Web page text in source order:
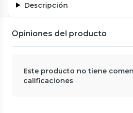
Descripción
Opiniones del producto
Este producto no tiene
calificaciones